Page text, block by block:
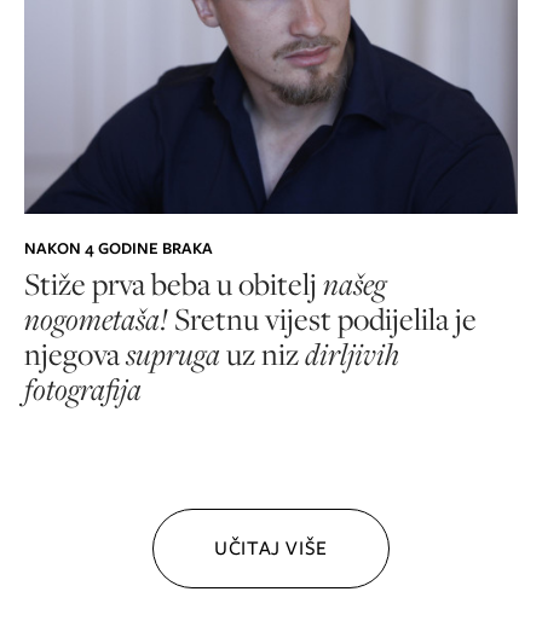
NAKON 4 GODINE BRAKA
Stiže prva beba u obitelj našeg
nogometaša!Sretnu vijest podijelila je
njegovasuprugauz nizdirljivih
fotografija
UČITAJ VIŠE